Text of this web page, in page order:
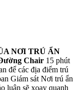
NƠI TRÚ ẨN
Chair 15 phút
để các địa điểm trú
Giám sát Nơi trú ẩn
luận sẽ xoay quanh